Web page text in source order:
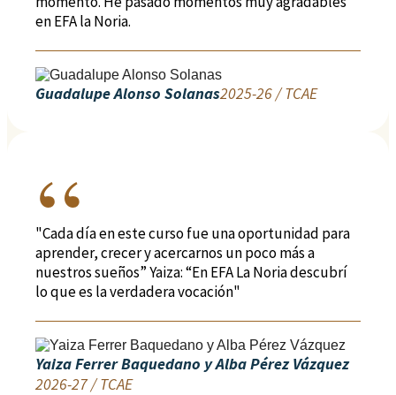
en EFA la Noria.
Guadalupe Alonso Solanas2025-26 / TCAE
"Cada día en este curso fue una oportunidad para
aprender, crecer y acercarnos un poco más a
nuestros sueños” Yaiza: “En EFA La Noria descubrí
lo que es la verdadera vocación"
Yaiza Ferrer Baquedano y Alba Pérez Vázquez
2026-27 / TCAE